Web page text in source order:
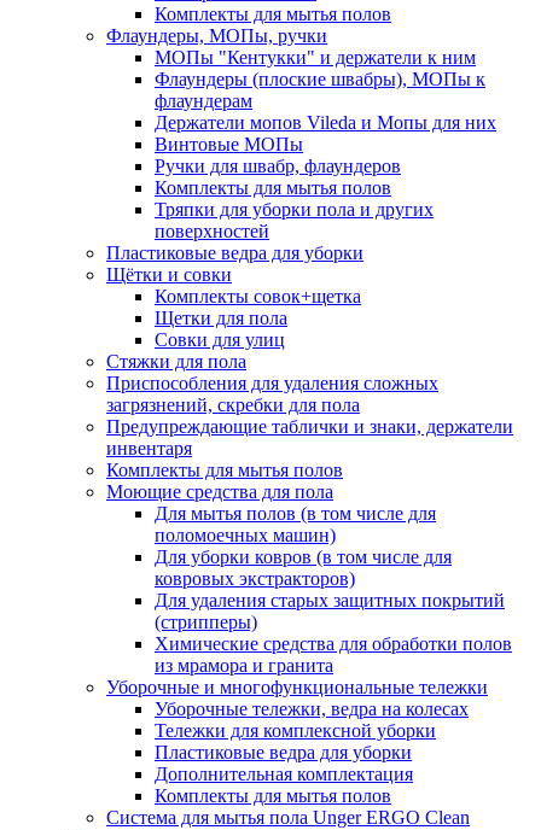
Комплекты для мытья полов
Флаундеры, МОПы, ручки
МОПы "Кентукки" и держатели к ним
Флаундеры (плоские швабры), МОПы к
флаундерам
Держатели мопов Vileda и Мопы для них
Винтовые МОПы
Ручки для швабр, флаундеров
Комплекты для мытья полов
Тряпки для уборки пола и других
поверхностей
Пластиковые ведра для уборки
Щётки и совки
Комплекты совок+щетка
Щетки для пола
Совки для улиц
Стяжки для пола
Приспособления для удаления сложных
загрязнений, скребки для пола
Предупреждающие таблички и знаки, держатели
инвентаря
Комплекты для мытья полов
Моющие средства для пола
Для мытья полов (в том числе для
поломоечных машин)
Для уборки ковров (в том числе для
ковровых экстракторов)
Для удаления старых защитных покрытий
(стрипперы)
Химические средства для обработки полов
из мрамора и гранита
Уборочные и многофункциональные тележки
Уборочные тележки, ведра на колесах
Тележки для комплексной уборки
Пластиковые ведра для уборки
Дополнительная комплектация
Комплекты для мытья полов
Система для мытья пола Unger ERGO Clean